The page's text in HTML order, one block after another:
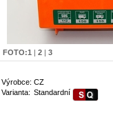
FOTO:1 | 2 | 3
Výrobce: CZ
Varianta: Standardní